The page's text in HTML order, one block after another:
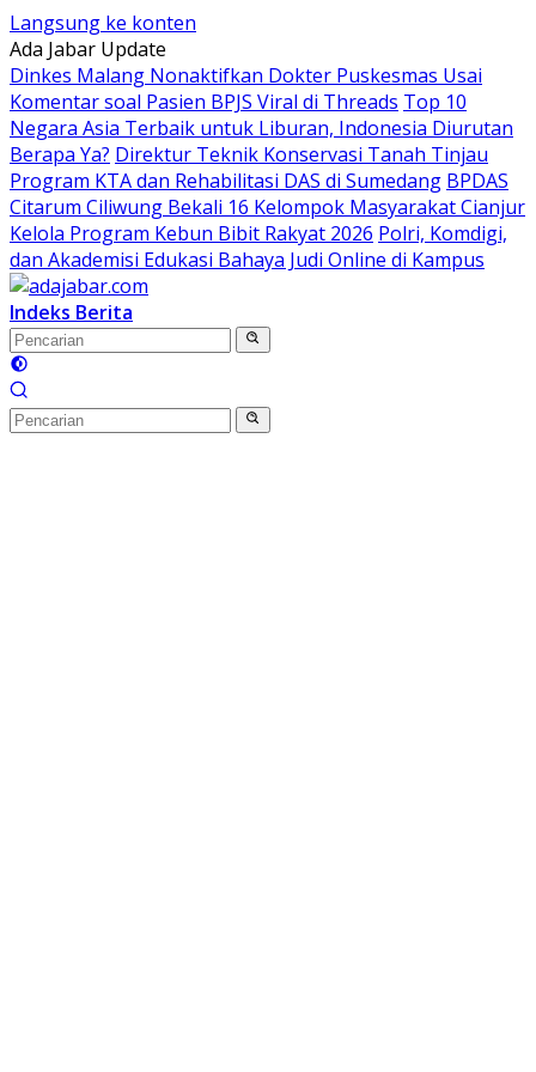
Langsung ke konten
Ada Jabar Update
Dinkes Malang Nonaktifkan Dokter Puskesmas Usai
Komentar soal Pasien BPJS Viral di Threads Top 10
Negara Asia Terbaik untuk Liburan, Indonesia Diurutan
Berapa Ya? Direktur Teknik Konservasi Tanah Tinjau
Program KTA dan Rehabilitasi DAS di Sumedang BPDAS
Citarum Ciliwung Bekali 16 Kelompok Masyarakat Cianjur
Kelola Program Kebun Bibit Rakyat 2026 Polri, Komdigi,
dan Akademisi Edukasi Bahaya Judi Online di Kampus
Indeks Berita